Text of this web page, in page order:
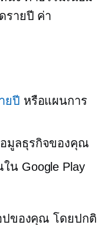
รายปี ค่า
ยปี หรือแผนการ
ลธุรกิจของคุณ
Google Play
ปของคุณ โดยปกติ